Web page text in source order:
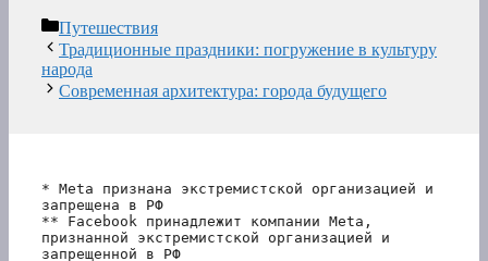
Рубрики
Путешествия
Традиционные праздники: погружение в культуру
народа
Современная архитектура: города будущего
* Meta признана экстремистской организацией и
запрещена в РФ
** Facebook принадлежит компании Meta,
признанной экстремистской организацией и
запрещенной в РФ